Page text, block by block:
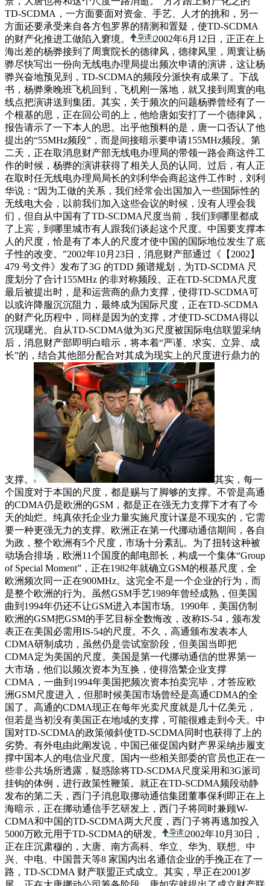
TD-SCDMA，一方面要面对资金、手艺、人才的挑和，另一
方面还要承受来自各方包罗界的猜测和置疑，使TD-SCDMA
的财产化推进工做陷入窘境。
2002年6月12日，正正在上
海出差的杨骅接到了周寰院长的德律风，德律风里，周寰让杨
骅尽快写出一份向无线电办理局提出频次申请的演讲，这让杨
骅兴奋地预见到，TD-SCDMA的频段分派快有成果了。下战
书，杨骅乘晚班飞机回到，飞机刚一落地，就又接到周寰的电
线点把演讲送到集团。其实，关于频次的问题杨骅曾经有了一
个根基的思，正在回公司的上，他给唐如安打了一个德律风，
报告请示了一下本人的思。出乎他预料的是，唐一口否认了他
提出的“55MHz频段”，而是间接暗示要申请155MHz频段。第
二天，正在取消息财产部无线电办理局的带领一路会商这件工
作的时候，杨骅的演讲获得了相关人员的认同。过后，有人正
在取时任无线电办理局局长的刘利华会商起这件工作时，刘利
华说：“因为工做的关系，我们经常会出国加入一些国际性的
无线电大会，以前我们加入这些会议的时候，没有人理会我
们，但自从中国有了TD-SCDMA尺度当前，我们到哪里都成
了上宾，到哪里城市有人跟我们谈起这个尺度。中国要支撑本
人的尺度，恰是有了本人的尺度才使中国的国际地位发生了底
子性的改变。”2002年10月23日，消息财产部通过《【2002】
479 号文件》发布了3G 的TDD 频谱规划，为TD-SCDMA 尺
度划分了合计155MHz 的非对称频段。正在TD-SCDMA尺度
最后被提出时，是和运营商的鼎力支撑，使得TD-SCDMA可
以或许降服沉沉阻力，最终成为国际尺度，正在TD-SCDMA
的财产化历程中，同样是因为的支撑，才使TD-SCDMA得以
沉现曙光。自从TD-SCDMA做为3G尺度被国际电信联盟采纳
后，消息财产部即明白暗示，将本着“严谨、求实、立异、成
长”的，结合其他部分配合对其成为现实上的尺度进行鼎力的
支撑。
其实，每一
个国度对于本国的尺度，都是赐与了脚够的支撑。不管是高通
的CDMA仍是欧洲的GSM，都是正在强无力支撑下才有了今
天的灿烂。纯真依托企业力量实施尺度计谋是不现实的，它需
要一种更强无力的支撑。欧洲正在第一代挪动通信期间，各自
为政，整个欧洲有5个尺度，市场十分紊乱。为了扭转这种被
动场合排场，欧洲11个国度的邮电部长，构成一个集体“Group
of Special Moment”，正在1982年就确立GSM的根基尺度，全
欧洲频次同一正在900MHz。这完全不是一个企业的行为，而
是整个欧洲的行为。虽然GSM手艺1989年曾经成熟，但美国
曲到1994年仍还不让GSM进入本国市场。1990年，美国仿制
欧洲的GSM把GSM的手艺目标全数悔改，改称IS-54，颁布发
表正在美国必需用IS-54的尺度。不久，高通颁布发表本人
CDMA研制成功，虽然仍是尝试室阶段，但美国当即把
CDMA定为美国的尺度。美国是第一代挪动通信的世界第一
大市场，他们以频次资本为互换，使得浩繁企业支撑
CDMA，一曲到1994年美国把频次资本拍卖完毕，才答应欧
洲GSM尺度进入，但那时候美国市场曾经是高通CDMA的全
国了。高通的CDMA现正在每年光卖尺度就是几十亿美元，
但若是当初没有美国正在地域的支撑，可能很难走到今天。中
国对TD-SCDMA的政策倾斜使TD-SCDMA同时也获得了上的
劣势。有外电由此阐发说，中国已催促国内财产界采纳步履支
撑中国本人的电信业尺度。国内一些相关部委的官员也正在一
些非公共场所透露，疑惑除将TD-SCDMA尺度采用和3G派司
挂钩的体例，进行政策性鞭策。就正在TD-SCDMA频段动静
发布的第二天，西门子消息取挪动通信集团董事保利即正在上
海暗示，正在挪动通信手艺研发上，西门子将同时兼顾W-
CDMA和中国的TD-SCDMA两大尺度，西门子将再逃加投入
5000万欧元用于TD-SCDMA的研发。
2002年10月30日，
正在庄沉肃穆的，大唐、南方高科、华立、华为、联想、中
兴、中电、中国普天等8 家国内出名通信企业的手挽正在了一
路，TD-SCDMA 财产联盟正式成立。其实，早正在2001岁